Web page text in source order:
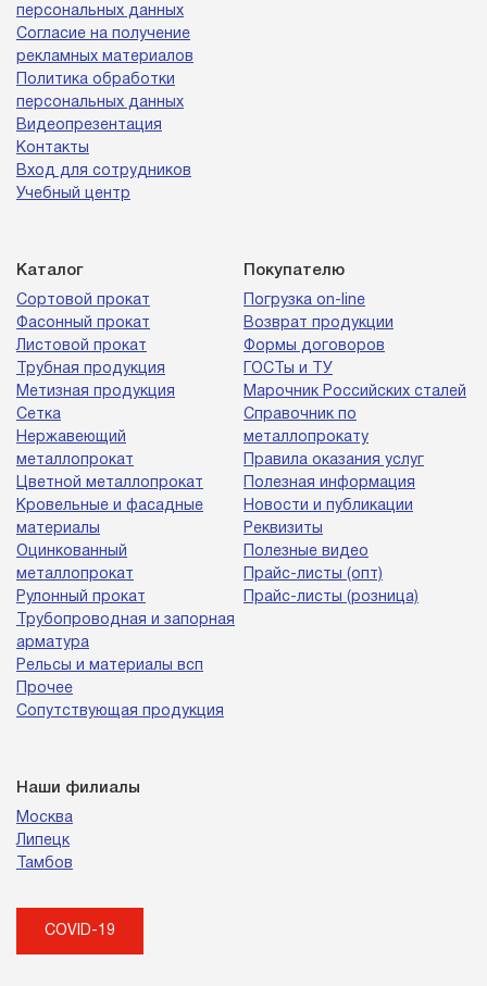
персональных данных
Согласие на получение
рекламных материалов
Политика обработки
персональных данных
Видеопрезентация
Контакты
Вход для сотрудников
Учебный центр
Каталог
Сортовой прокат
Фасонный прокат
Листовой прокат
Трубная продукция
Метизная продукция
Сетка
Нержавеющий
металлопрокат
Цветной металлопрокат
Кровельные и фасадные
материалы
Оцинкованный
металлопрокат
Рулонный прокат
Трубопроводная и запорная
арматура
Рельсы и материалы всп
Прочее
Сопутствующая продукция
Покупателю
Погрузка on-line
Возврат продукции
Формы договоров
ГОСТы и ТУ
Марочник Российских сталей
Справочник по
металлопрокату
Правила оказания услуг
Полезная информация
Новости и публикации
Реквизиты
Полезные видео
Прайс-листы (опт)
Прайс-листы (розница)
Наши филиалы
Москва
Липецк
Тамбов
COVID-19